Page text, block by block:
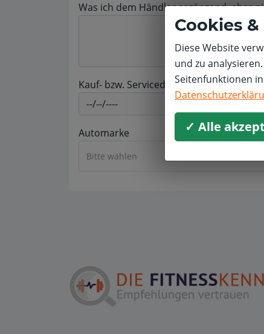
Was ich dem Händler ergänzend, aber
Kauf- bzw. Servicedatum *
Automarke
Bitte wählen
Cookies
Diese Website
und zu
Seitenfunktionen
✓ Alle